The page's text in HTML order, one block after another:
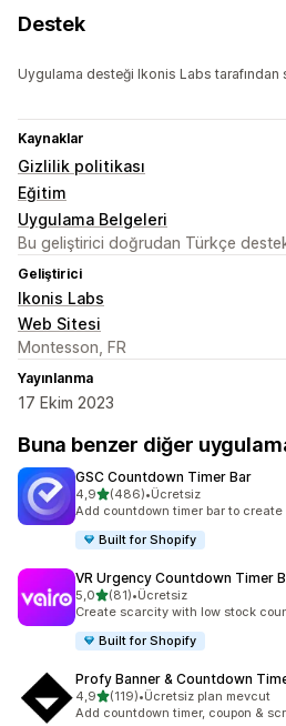
Destek
Uygulama desteği Ikonis Labs tarafından
Kaynaklar
Gizlilik politikası
Eğitim
Uygulama Belgeleri
Bu geliştirici doğrudan Türkçe
Geliştirici
Ikonis Labs
Web Sitesi
Montesson, FR
Yayınlanma
17 Ekim 2023
Buna benzer diğer
GSC Countdown Timer Bar
4,95 yıldız üzerinden
(486)
toplam 486 değerlendirme
•Ücretsiz
Add countdown timer bar to
Built for Shopify
VR Urgency Countdown Timer
5,05 yıldız üzerinden
(81)
toplam 81 değerlendirme
•Ücretsiz
Create scarcity with low stock
Built for Shopify
Profy Banner & Countdown
4,95 yıldız üzerinden
(119)
toplam 119 değerlendirme
•Ücretsiz plan mevcut
Add countdown timer, coupon &